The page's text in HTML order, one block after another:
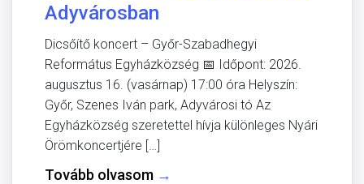
Adyvárosban
Dicsőítő koncert – Győr-Szabadhegyi
Református Egyházközség 📅 Időpont: 2026.
augusztus 16. (vasárnap) 17:00 óra Helyszín:
Győr, Szenes Iván park, Adyvárosi tó Az
Egyházközség szeretettel hívja különleges Nyári
Örömkoncertjére […]
Tovább olvasom →